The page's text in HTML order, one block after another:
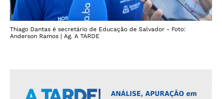
Thiago Dantas é secretário de Educação de Salvador - Foto:
Anderson Ramos | Ag. A TARDE